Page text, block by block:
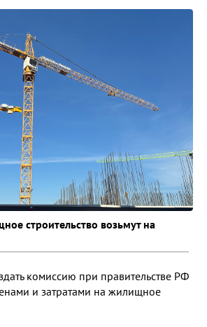
строительство возьмут на
комиссию при правительстве РФ
и затратами на жилищное